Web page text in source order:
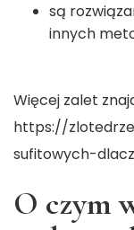
są
innych
Więcej zalet
https://
sufitowych-
O czym